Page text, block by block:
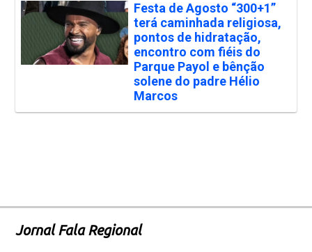
Festa de Agosto “300+1”
terá caminhada religiosa,
pontos de hidratação,
encontro com fiéis do
Parque Payol e bênção
solene do padre Hélio
Marcos
Jornal Fala Regional